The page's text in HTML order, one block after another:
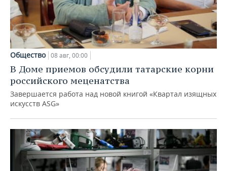
Общество 08 авг, 00:00
В Доме приемов обсудили татарские корни
российского меценатства
Завершается работа над новой книгой «Квартал изящных
искусств ASG»